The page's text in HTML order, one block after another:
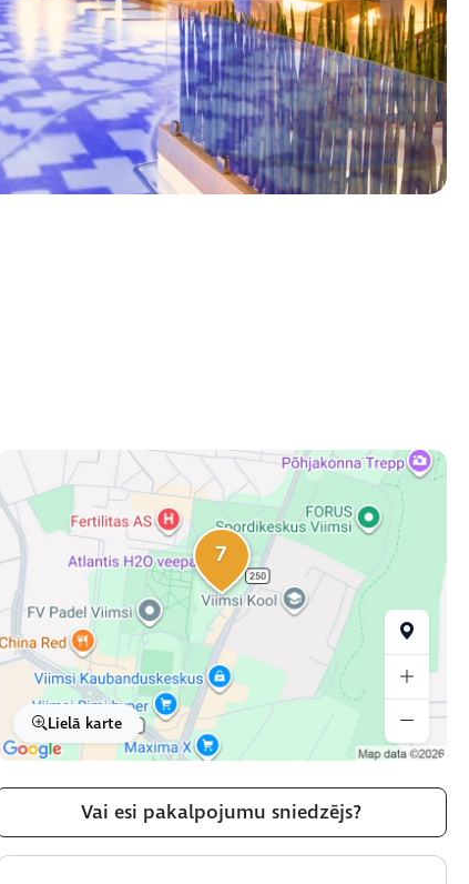
7
Lielā karte
Vai esi pakalpojumu sniedzējs?